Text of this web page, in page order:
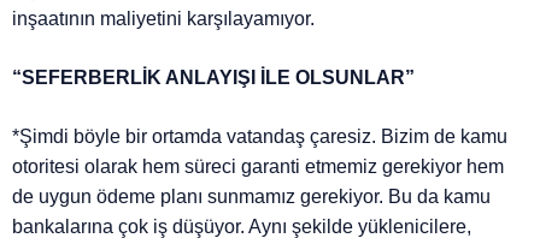
inşaatının maliyetini karşılayamıyor.
“SEFERBERLİK ANLAYIŞI İLE OLSUNLAR”
*Şimdi böyle bir ortamda vatandaş çaresiz. Bizim de kamu
otoritesi olarak hem süreci garanti etmemiz gerekiyor hem
de uygun ödeme planı sunmamız gerekiyor. Bu da kamu
bankalarına çok iş düşüyor. Aynı şekilde yüklenicilere,